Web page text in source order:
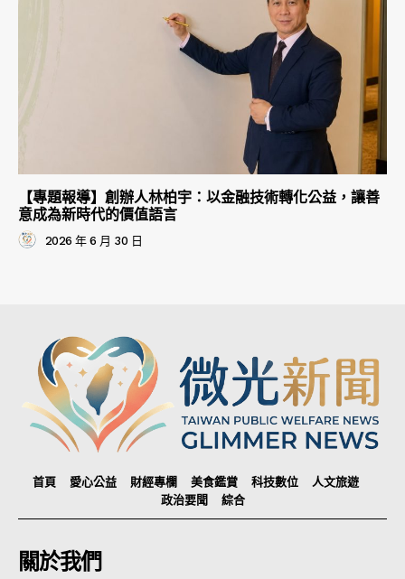
【專題報導】創辦人林柏宇：以金融技術轉化公益，讓善
意成為新時代的價值語言
2026 年 6 月 30 日
首頁 愛心公益 財經專欄 美食鑑賞 科技數位
人文旅遊
政治要聞
綜合
關於我們